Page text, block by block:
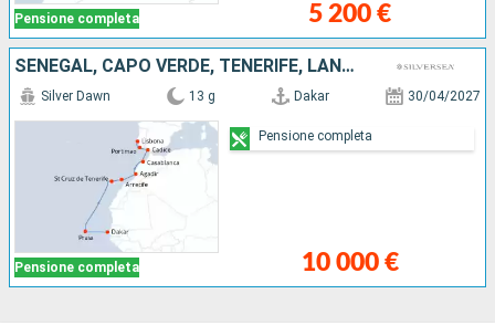
Pensione completa 5 200 €
SENEGAL, CAPO VERDE, TENERIFE, LANZAROTE, MAROCCO, SPAGNA, PORTOGALLO
Pensione completa
Silver Dawn 13 g Dakar 30/04/2027
10 000 €
Pensione completa